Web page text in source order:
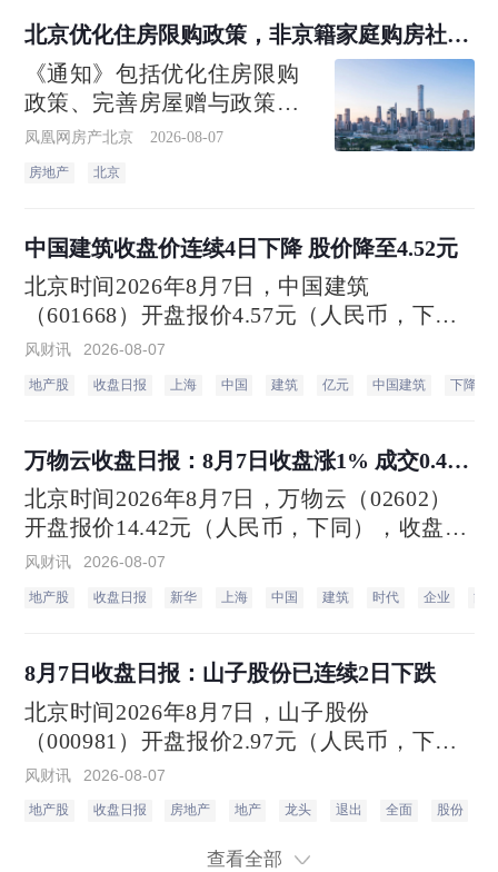
万级规模的省心租在管房
源，围绕燃气安全检查、隐
患协同整改、智能报
北京优化住房限购政策，非京籍家庭购房社保
个税缴纳年限下调为一年
《通知》包括优化住房限购
政策、完善房屋赠与政策、
加大住房公积金支持力度3个
方面7项政策措施。
凤凰网房产北京 2026-08-07
房地产 北京
中国建筑收盘价连续4日下降 股价降至4.52元
北京时间2026年8月7日，中国建筑
（601668）开盘报价4.57元（人民币，下
同），收盘于4.52元，相比上一个交易日的
收盘价4.57元，下跌1.09%。当日最高价4.57
风财讯 2026-08-07
地产股 收盘日报 上海 中国 建筑 亿元 中国建筑 下降
万物云收盘日报：8月7日收盘涨1% 成交0.48
万手
北京时间2026年8月7日，万物云（02602）
开盘报价14.42元（人民币，下同），收盘于
14.9元，相比上一个交易日的收盘价14.75
元，上涨1%。当日最高价14.9元，最低达
风财讯 2026-08-07
地产股 收盘日报 新华 上海 中国 建筑 时代 企业 能
8月7日收盘日报：山子股份已连续2日下跌
北京时间2026年8月7日，山子股份
（000981）开盘报价2.97元（人民币，下
同），收盘于2.98元，相比上一个交易日的
收盘价3.01元，下跌1%。当日最高价3元，
风财讯 2026-08-07
地产股 收盘日报 房地产 地产 龙头 退出 全面 股份
查看全部